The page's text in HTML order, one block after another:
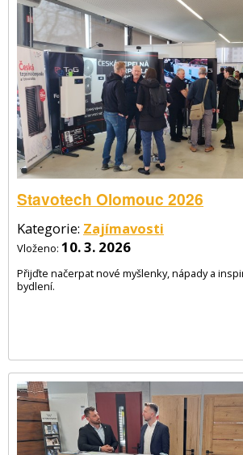
Stavotech Olomouc 2026
Kategorie: Zajímavosti
Vloženo: 10. 3. 2026
Přijďte načerpat nové myšlenky, nápady a
bydlení.